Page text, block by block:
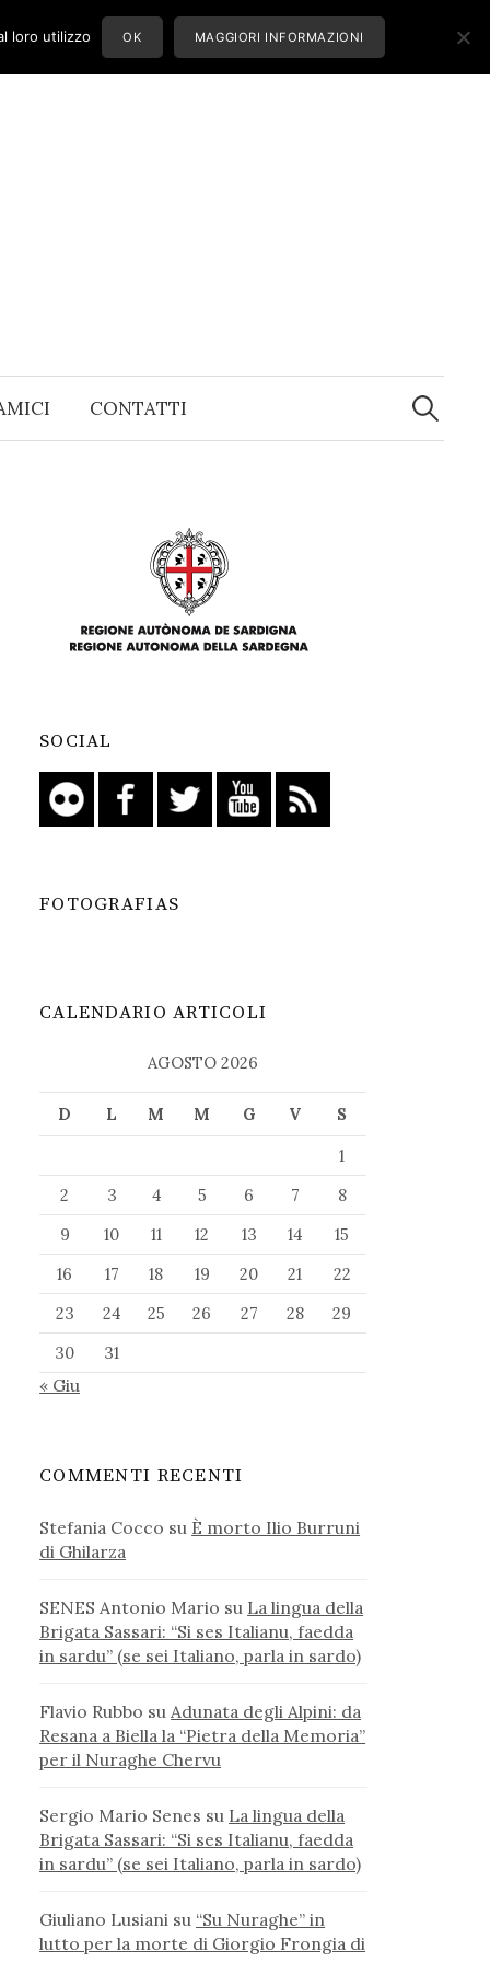
CONTATTI
Ricerca
per:
SOCIAL
FOTOGRAFIAS
CALENDARIO ARTICOLI
AGOSTO 2026
D L M M G V
S
1
2
3 4 5 6 7
8
9
10 11 12 13 14
15
16
17 18 19 20 21
22
23
24 25 26 27 28
29
30
31
« Giu
COMMENTI RECENTI
Stefania Cocco su È morto Ilio Burruni
di Ghilarza
SENES Antonio Mario su La lingua della
Brigata Sassari: “Si ses Italianu, faedda
in sardu” (se sei Italiano, parla in sardo)
Flavio Rubbo su Adunata degli Alpini: da
Resana a Biella la “Pietra della Memoria”
per il Nuraghe Chervu
Sergio Mario Senes su La lingua della
Brigata Sassari: “Si ses Italianu, faedda
in sardu” (se sei Italiano, parla in sardo)
Giuliano Lusiani su “Su Nuraghe” in
lutto per la morte di Giorgio Frongia di
loro utilizzo OK MAGGIORI INFORMAZIONI